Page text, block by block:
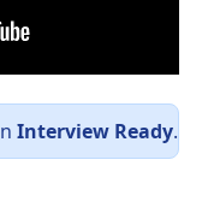
Interview Ready.